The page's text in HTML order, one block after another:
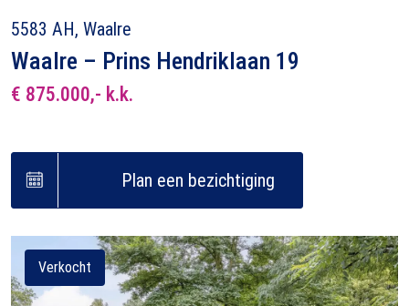
5583 AH, Waalre
Waalre – Prins Hendriklaan 19
€ 875.000,- k.k.
Plan een bezichtiging
Verkocht